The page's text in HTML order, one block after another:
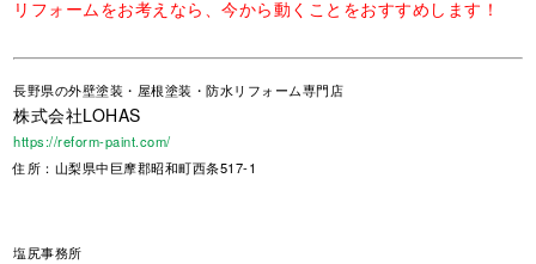
リフォームをお考えなら、今から動くことをおすすめします！
長野県の外壁塗装・屋根塗装・防水リフォーム専門店
株式会社LOHAS
https://reform-paint.com/
住所：山梨県中巨摩郡昭和町西条517-1
塩尻事務所